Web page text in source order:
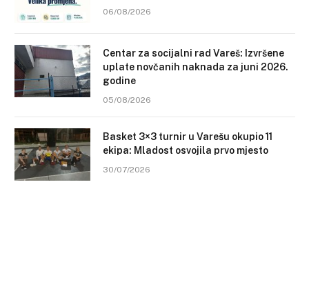
06/08/2026
Centar za socijalni rad Vareš: Izvršene
uplate novčanih naknada za juni 2026.
godine
05/08/2026
Basket 3×3 turnir u Varešu okupio 11
ekipa: Mladost osvojila prvo mjesto
30/07/2026